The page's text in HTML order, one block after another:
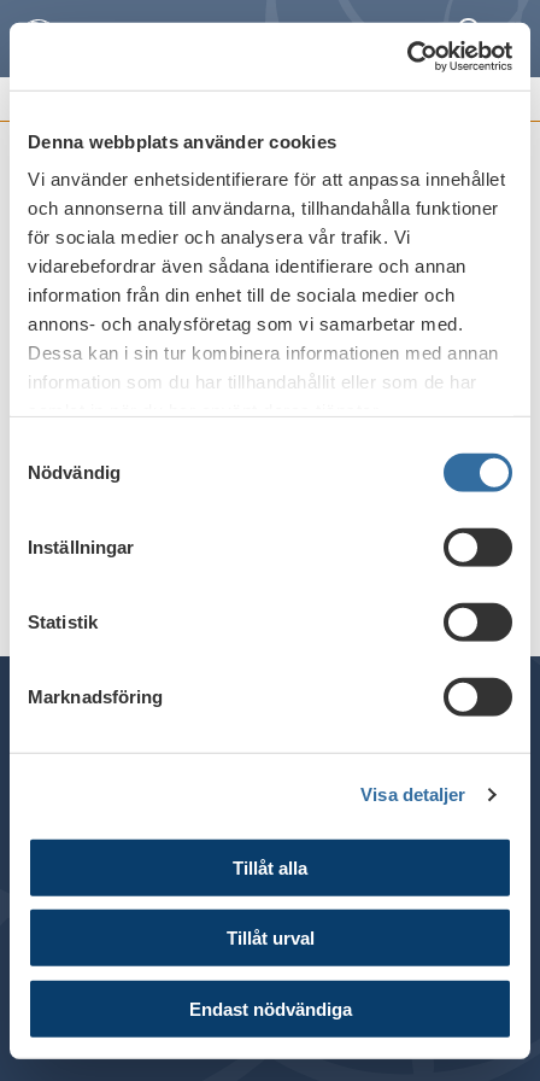
Denna webbplats använder cookies
Vi använder enhetsidentifierare för att anpassa innehållet
och annonserna till användarna, tillhandahålla funktioner
för sociala medier och analysera vår trafik. Vi
vidarebefordrar även sådana identifierare och annan
information från din enhet till de sociala medier och
annons- och analysföretag som vi samarbetar med.
Dessa kan i sin tur kombinera informationen med annan
information som du har tillhandahållit eller som de har
Nödvändig
Inställningar
Statistik
Marknadsföring
Visa detaljer
Tillåt alla
Tillåt urval
Endast nödvändiga
SökMeny
FRAMSTÄLLNINGAR
Nya föreskrifter om avgifter för
hotbildsstyrda penetrationstester
Publicerat den13 oktober 2025
Skriv ut
Postadress: Box 7603, 103 94 Stockholm
Besöksadress: Blasieholmsgatan 4B
© 2024 Svenska Bankföreningen
Om webbplatsen